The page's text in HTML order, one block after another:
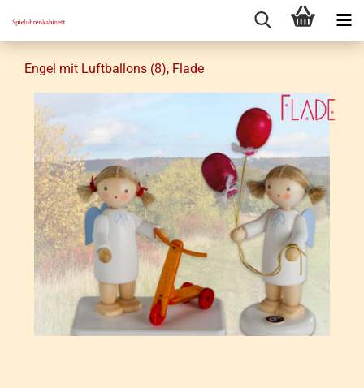
Engel mit Luft­bal­lons (8), Flade